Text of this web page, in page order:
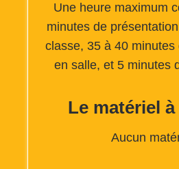
Une heure maximum
minutes de
classe, 35 à 40 minutes
en salle, et 5 minutes
Le matériel
Aucun